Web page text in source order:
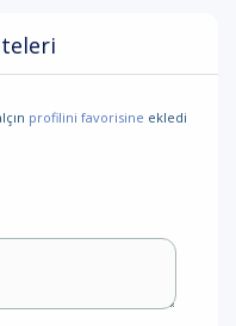
profilini favorisine ekledi